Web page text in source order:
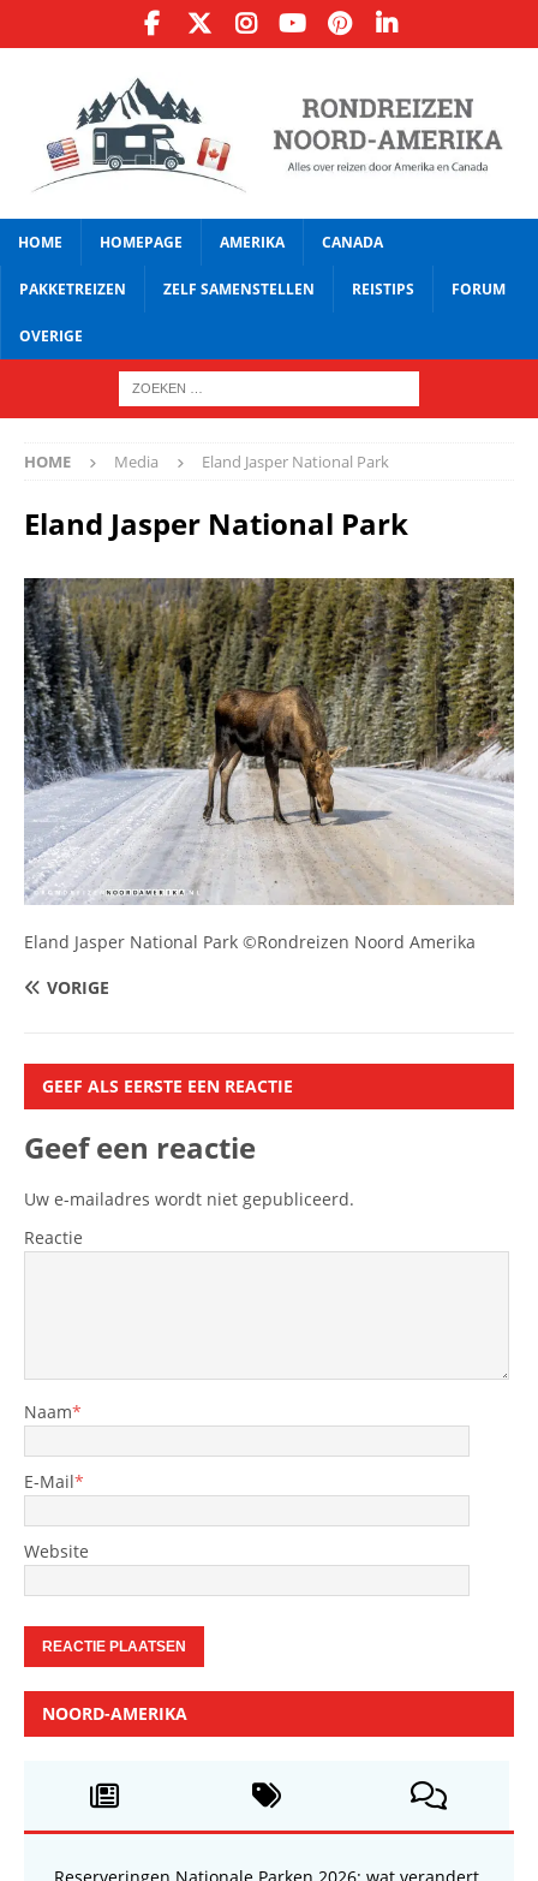
HOME HOMEPAGE AMERIKA CANADA
PAKKETREIZEN ZELF SAMENSTELLEN REISTIPS FORUM
OVERIGE
HOME Media Eland Jasper National Park
Eland Jasper National Park
Eland Jasper National Park ©Rondreizen Noord Amerika
VORIGE
GEEF ALS EERSTE EEN REACTIE
Geef een reactie
Uw e-mailadres wordt niet gepubliceerd.
Reactie
Naam*
E-Mail*
Website
NOORD-AMERIKA